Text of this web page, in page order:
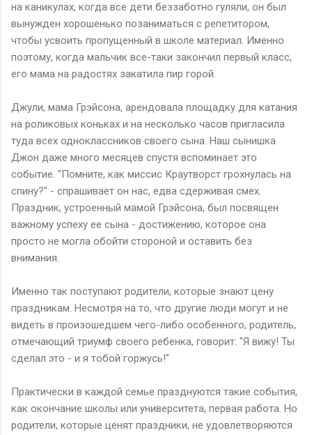
на каникулах, когда все дети беззаботно гуляли, он был
вынужден хорошенько позаниматься с репетитором,
чтобы усвоить пропущенный в школе материал. Именно
поэтому, когда мальчик все-таки закончил первый класс,
его мама на радостях закатила пир горой.
Джули, мама Грэйсона, арендовала площадку для катания
на роликовых коньках и на несколько часов пригласила
туда всех одноклассников своего сына. Наш сынишка
Джон даже много месяцев спустя вспоминает это
событие. "Помните, как миссис Краутворст грохнулась на
спину?" - спрашивает он нас, едва сдерживая смех.
Праздник, устроенный мамой Грэйсона, был посвящен
важному успеху ее сына - достижению, которое она
просто не могла обойти стороной и оставить без
внимания.
Именно так поступают родители, которые знают цену
праздникам. Несмотря на то, что другие люди могут и не
видеть в произошедшем чего-либо особенного, родитель,
отмечающий триумф своего ребенка, говорит: "Я вижу! Ты
сделал это - и я тобой горжусь!"
Практически в каждой семье празднуются такие события,
как окончание школы или университета, первая работа. Но
родители, которые ценят праздники, не удовлетворяются